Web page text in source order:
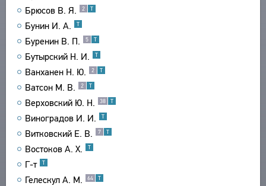
Брюсов В. Я. 2 Т
Бунин И. А. Т
Буренин В. П. 5 Т
Бутырский Н. И. Т
Ванханен Н. Ю. 2 Т
Ватсон М. В. 2 Т
Верховский Ю. Н. 38 Т
Виноградов И. И. Т
Витковский Е. В. 7 Т
Востоков А. Х. Т
Г-т Т
Гелескул А. М. 64 Т
ТЕКСТЫ
АВТОРЫ
ПРОИЗВЕДЕНИЯ
ИЗДАНИЯ
ИССЛЕДОВАНИЯ
ПРОИЗВЕДЕНИЯ
ИЗДАНИЯ
БИБЛИОГРАФИЧЕСКИЕ ПУБЛИКАЦИИ
СОСТАВИТЕЛИ
ПРОИЗВЕДЕНИЯ
ЭНЦИКЛОПЕДИЯ
СЛОВНИК
ВСЕ БИОСПРАВКИ
ПОЭТЫ
ПЕРЕВОДЧИКИ
ИССЛЕДОВАТЕЛИ
ТЕЗАУРУС
УКАЗАТЕЛЬ ТЕРМИНОВ
ПОИСК
О ПРОЕКТЕ
КРАТКО О ПРОЕКТЕ
ЦЕЛИ ПРОЕКТА
ПОДСИСТЕМЫ
КОРПУС
БИБЛИОТЕКА
ОБРАТНАЯ СВЯЗЬ
ПОЛЬЗОВАТЕЛЬСКОЕ СОГЛАШЕНИЕ
ЗАКЛАДКИ